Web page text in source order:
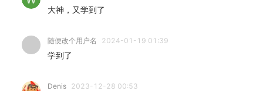
大神，又学到了
随便改个用户名 2024-01-19 01:39
学到了
Denis 2023-12-28 00:53